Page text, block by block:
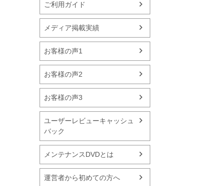
ご利用ガイド
メディア掲載実績
お客様の声1
お客様の声2
お客様の声3
ユーザーレビューキャッシュ
バック
メンテナンスDVDとは
運営者から初めての方へ